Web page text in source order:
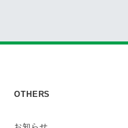
OTHERS